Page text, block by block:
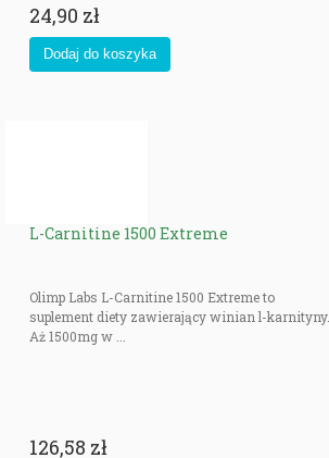
24,90 zł
L-Carnitine 1500 Extreme
Olimp Labs L-Carnitine 1500 Extreme to
suplement diety zawierający winian l-karnityny.
Aż 1500mg w ...
126,58 zł